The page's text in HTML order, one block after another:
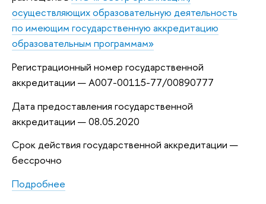
осуществляющих образовательную деятельность
по имеющим государственную аккредитацию
образовательным программам»
Регистрационный номер государственной
аккредитации — А007-00115-77/00890777
Дата предоставления государственной
аккредитации — 08.05.2020
Срок действия государственной аккредитации —
бессрочно
Подробнее